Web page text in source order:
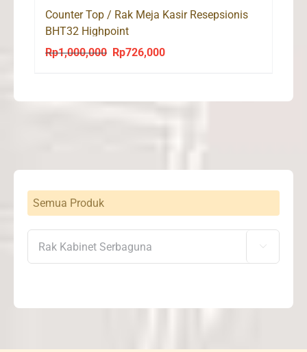
Counter Top / Rak Meja Kasir Resepsionis
BHT32 Highpoint
Rp1,000,000
Original
Rp726,000Current
Semua Produk
